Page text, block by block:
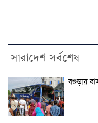
সারাদেশ সর্বশেষ
বগুড়ায়